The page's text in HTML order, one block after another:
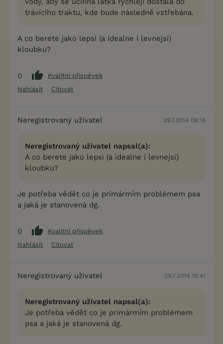
trávicího traktu, kde bude následně vstřebána.
A co berete jako lepsi (a idealne i levnejsi)
kloubku?
0
Kvalitní příspěvek
Nahlásit
Citovat
Neregistrovaný uživatel 29.7.2014 09:16
Neregistrovaný uživatel napsal(a):
A co berete jako lepsi (a idealne i levnejsi)
kloubku?
Je potřeba vědět co je primármím problémem psa
a jaká je stanovená dg.
0
Kvalitní příspěvek
Nahlásit
Citovat
Neregistrovaný uživatel 29.7.2014 10:41
Neregistrovaný uživatel napsal(a):
Je potřeba vědět co je primármím problémem
psa a jaká je stanovená dg.